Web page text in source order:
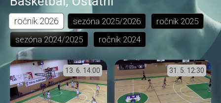
ročník 2026 sezóna 2025/2026 ročník 2025
sezóna 2024/2025 ročník 2024
13. 6. 14:00 31. 5. 12:30